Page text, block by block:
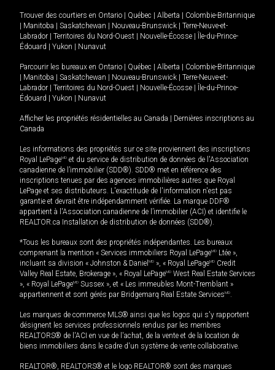
Trouver des courtiers en Ontario Québec Alberta
Colombie-Britannique
Manitoba Saskatchewan Nouveau-Brunswick
Terre-Neuve-et-
Labrador
Territoires du Nord-Ouest Nouvelle-Écosse
Île-du-Prince-
Édouard
Yukon Nunavut
Parcourir les bureaux en Ontario Québec Alberta
Colombie-Britannique
Manitoba Saskatchewan Nouveau-Brunswick
Terre-Neuve-et-
Labrador
Territoires du Nord-Ouest Nouvelle-Écosse
Île-du-Prince-
Édouard
Yukon Nunavut
Afficher les propriétés résidentielles au Canada
Dernières inscriptions au
Canada
Les informations des propriétés sur ce site proviennent des inscriptions
Royal LePageMD et du service de distribution de données de l'Association
canadienne de l’immobilier (SDD®). SDD® met en référence des
inscriptions tenues par des agences immobilières autres que Royal
LePage et ses distributeurs. L'exactitude de l'information n'est pas
garantie et devrait être indépendamment vérifiée. La marque DDF®
appartient à l'Association canadienne de l’immobilier (ACI) et identifie le
REALTOR.ca Installation de distribution de données (SDD®).
*Tous les bureaux sont des propriétés indépendantes. Les bureaux
comprenant la mention « Services immobiliers Royal LePageMD Ltée »,
incluant sa division « Johnston & Daniel MD », « Royal LePageMD Credit
Valley Real Estate, Brokerage », « Royal LePageMD West Real Estate Services
», « Royal LePageMD Sussex », et « Les immeubles Mont-Tremblant »
appartiennent et sont gérés par Bridgemarq Real Estate ServicesMD.
Les marques de commerce MLS® ainsi que les logos qui s'y rapportent
désignent les services professionnels rendus par les membres
REALTORS® de l'ACI en vue de l'achat, de la vente et de la location de
biens immobiliers dans le cadre d'un système de vente collaborative.
REALTOR®, REALTORS® et le logo REALTOR® sont des marques